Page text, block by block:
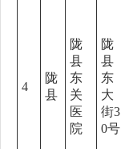
4
陇
县
陇
县
东
关
医
院
陇
县
东
大
街3
0号